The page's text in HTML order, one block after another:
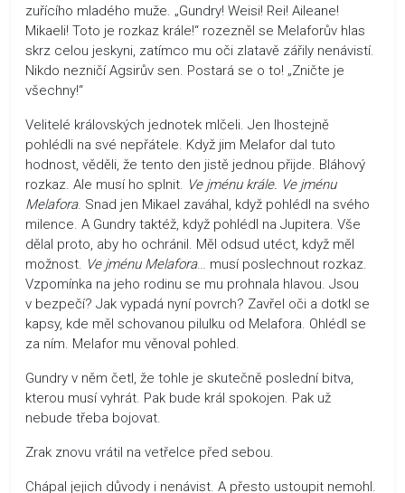
zuřícího mladého muže. „Gundry! Weisi! Rei! Aileane!
Mikaeli! Toto je rozkaz krále!“ rozezněl se Melaforův hlas
skrz celou jeskyni, zatímco mu oči zlatavě zářily nenávistí.
Nikdo nezničí Agsirův sen. Postará se o to! „Zničte je
všechny!“
Velitelé královských jednotek mlčeli. Jen lhostejně
pohlédli na své nepřátele. Když jim Melafor dal tuto
hodnost, věděli, že tento den jistě jednou přijde. Bláhový
rozkaz. Ale musí ho splnit. Ve jménu krále. Ve jménu
Melafora. Snad jen Mikael zaváhal, když pohlédl na svého
milence. A Gundry taktéž, když pohlédl na Jupitera. Vše
dělal proto, aby ho ochránil. Měl odsud utéct, když měl
možnost. Ve jménu Melafora… musí poslechnout rozkaz.
Vzpomínka na jeho rodinu se mu prohnala hlavou. Jsou
v bezpečí? Jak vypadá nyní povrch? Zavřel oči a dotkl se
kapsy, kde měl schovanou pilulku od Melafora. Ohlédl se
za ním. Melafor mu věnoval pohled.
Gundry v něm četl, že tohle je skutečně poslední bitva,
kterou musí vyhrát. Pak bude král spokojen. Pak už
nebude třeba bojovat.
Zrak znovu vrátil na vetřelce před sebou.
Chápal jejich důvody i nenávist. A přesto ustoupit nemohl.